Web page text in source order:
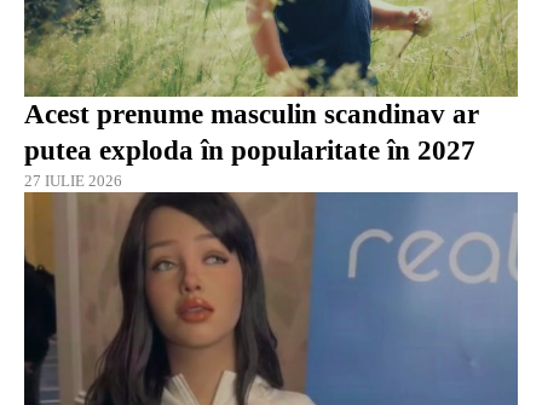
Acest prenume masculin scandinav ar
putea exploda în popularitate în 2027
27 IULIE 2026